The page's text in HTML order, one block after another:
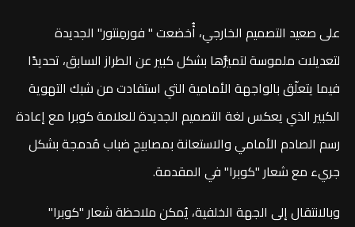
على صعيد التصميم الخارجي، أُخضعت " فورمِنتور" الجديدة
لتعديلات ملموسة لتميُّزها بشكل كبير عن الطراز السابق، تحديدًا
فيما يتعلّق بالواجهة الأمامية التي استفادت من شبك التهوية
الكبير الذي يعكس لغة التصميم الجديدة للعلامة كوبرا مع إعادة
رسم الصادم الأمامي والاستعانة بمصابيح ضباب مُدمجة بشكل
جريء مع شعار "كوبرا" في المقدمة.
وبالانتقال إلى الجهة الخلفية، يُمكن ملاحظة شعار "كوبرا"